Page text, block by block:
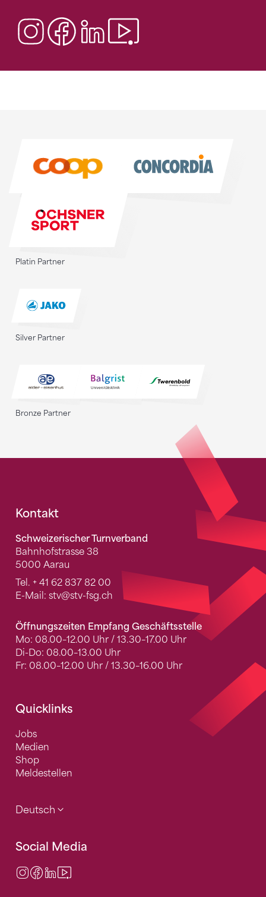
Platin Partner
Silver Partner
Bronze Partner
Fusszeile
Kontakt
Schweizerischer Turnverband
Bahnhofstrasse 38
5000 Aarau
Tel. + 41 62 837 82 00
E-Mail: stv@stv-fsg.ch
Öffnungszeiten Empfang Geschäftsstelle
Mo: 08.00–12.00 Uhr / 13.30–17.00 Uhr
Di-Do: 08.00–13.00 Uhr
Fr: 08.00–12.00 Uhr / 13.30–16.00 Uhr
Quicklinks
Jobs
Medien
Shop
Meldestellen
Deutsch
Social Media
Instagram
Facebook
LinkedIn